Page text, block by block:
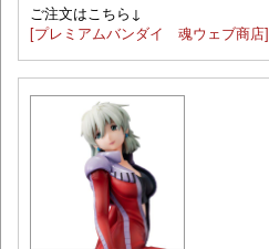
ご注文はこちら↓
[プレミアムバンダイ 魂ウェブ商店]